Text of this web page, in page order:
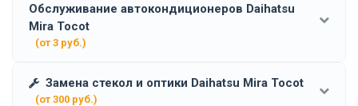
Обслуживание автокондиционеров Daihatsu
Mira Tocot
(от 3 руб.)
Замена стекол и оптики Daihatsu Mira Tocot
(от 300 руб.)